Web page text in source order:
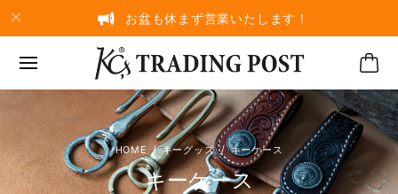
お盆も休まず営業いたします！
キーグッズ キーケース
キーケース